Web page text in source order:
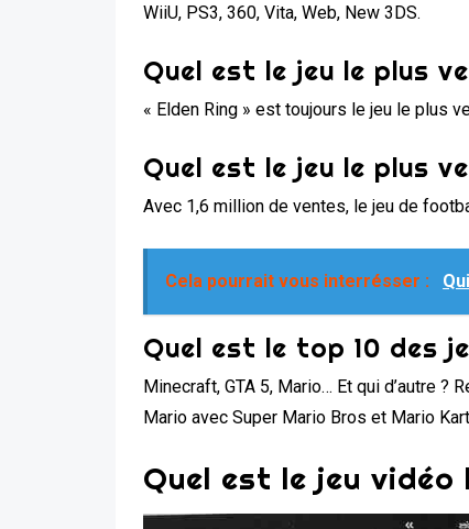
WiiU, PS3, 360, Vita, Web, New 3DS.
Quel est le jeu le plus
« Elden Ring » est toujours le jeu le plus
Quel est le jeu le plus
Avec 1,6 million de ventes, le jeu de
Cela pourrait vous interrésser :
Quel est le top 10 des
Minecraft, GTA 5, Mario… Et qui d’autre
Mario avec Super Mario Bros et Mario
Quel est le jeu vidéo